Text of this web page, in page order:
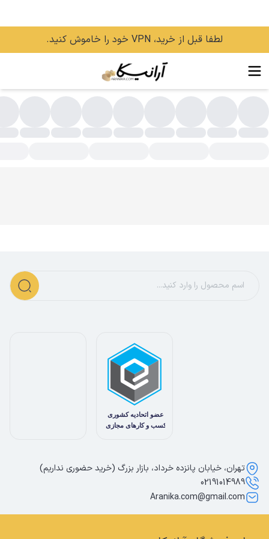
لطفا قبل از خرید، VPN خود را خاموش کنید.
تهران، خیابان پانزده خرداد، بازار بزرگ (خرید حضوری نداریم)
02191014989
Aranika.com@gmail.com